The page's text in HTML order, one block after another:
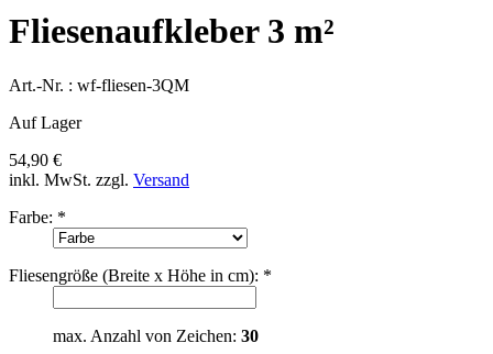
Fliesenaufkleber 3 m²
Art.-Nr. : wf-fliesen-3QM
Auf Lager
54,90 €
inkl. MwSt. zzgl. Versand
Farbe: *
Fliesengröße (Breite x Höhe in cm): *
max. Anzahl von Zeichen: 30